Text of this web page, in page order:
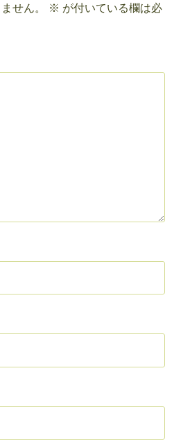
せん。 ※ が付いている欄は必